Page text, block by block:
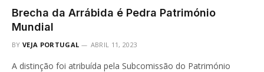
Brecha da Arrábida é Pedra Património
Mundial
BY VEJA PORTUGAL ABRIL 11, 2023
A distinção foi atribuída pela Subcomissão do Património